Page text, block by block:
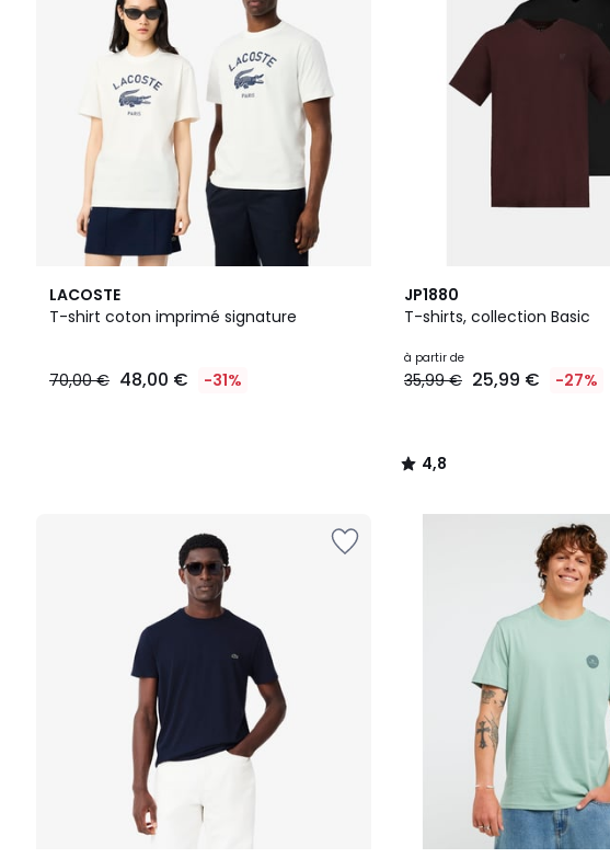
LACOSTE
T-shirt coton imprimé signature
70,00 € 48,00 € -31%
JP1880
T-shirts, collection Basic
à partir de
35,99 € 25,99 € -27%
4,8
/ 5
17
Couleurs
4,8
/